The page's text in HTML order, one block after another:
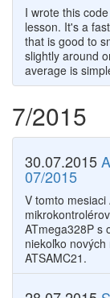
I wrote this
lesson. It's a
that is good to
slightly around
average is
7/2015
30.07.2015
07/2015
V tomto
ATmega328P s
niekoľko
ATSAMC21.